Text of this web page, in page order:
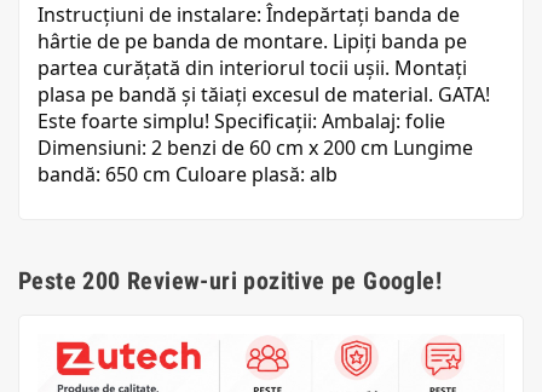
Instrucțiuni de instalare: Îndepărtați banda de
hârtie de pe banda de montare. Lipiți banda pe
partea curățată din interiorul tocii ușii. Montați
plasa pe bandă și tăiați excesul de material. GATA!
Este foarte simplu! Specificații: Ambalaj: folie
Dimensiuni: 2 benzi de 60 cm x 200 cm Lungime
bandă: 650 cm Culoare plasă: alb
Peste 200 Review-uri pozitive pe Google!